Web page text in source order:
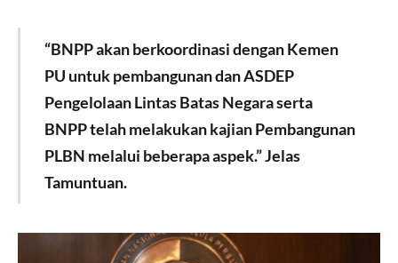
“BNPP akan berkoordinasi dengan Kemen
PU untuk pembangunan dan ASDEP
Pengelolaan Lintas Batas Negara serta
BNPP telah melakukan kajian Pembangunan
PLBN melalui beberapa aspek.” Jelas
Tamuntuan.